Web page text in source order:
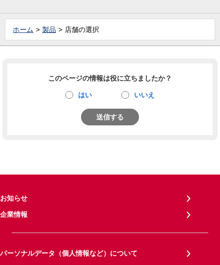
ホーム 製品 店舗の選択
このページの情報は役に立ちましたか？
はい いいえ
送信する
お知らせ
企業情報
パーソナルデータ（個人情報など）について